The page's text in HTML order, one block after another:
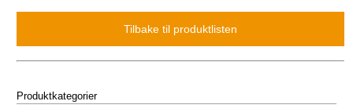
Produktkategorier